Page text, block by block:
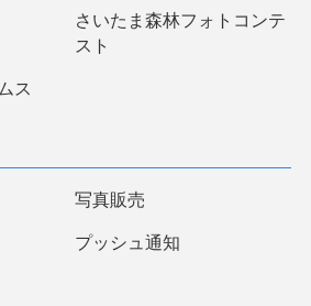
さいたま森林フォトコンテ
スト
ス
写真販売
プッシュ通知